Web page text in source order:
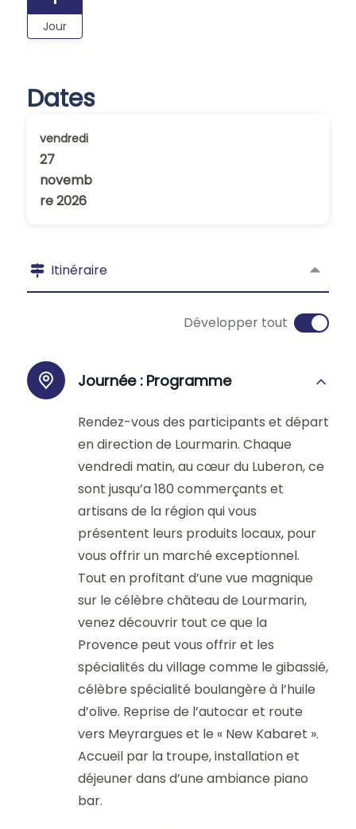
Jour
Dates
vendredi
27
novemb
re 2026
Itinéraire
Développer tout
Journée : Programme
Rendez-vous des participants et départ
en direction de Lourmarin. Chaque
vendredi matin, au cœur du Luberon, ce
sont jusqu’a 180 commerçants et
artisans de la région qui vous
présentent leurs produits locaux, pour
vous offrir un marché exceptionnel.
Tout en profitant d’une vue magnique
sur le célèbre château de Lourmarin,
venez découvrir tout ce que la
Provence peut vous offrir et les
spécialités du village comme le gibassié,
célèbre spécialité boulangère à l’huile
d’olive. Reprise de l’autocar et route
vers Meyrargues et le « New Kabaret ».
Accueil par la troupe, installation et
déjeuner dans d’une ambiance piano
bar.